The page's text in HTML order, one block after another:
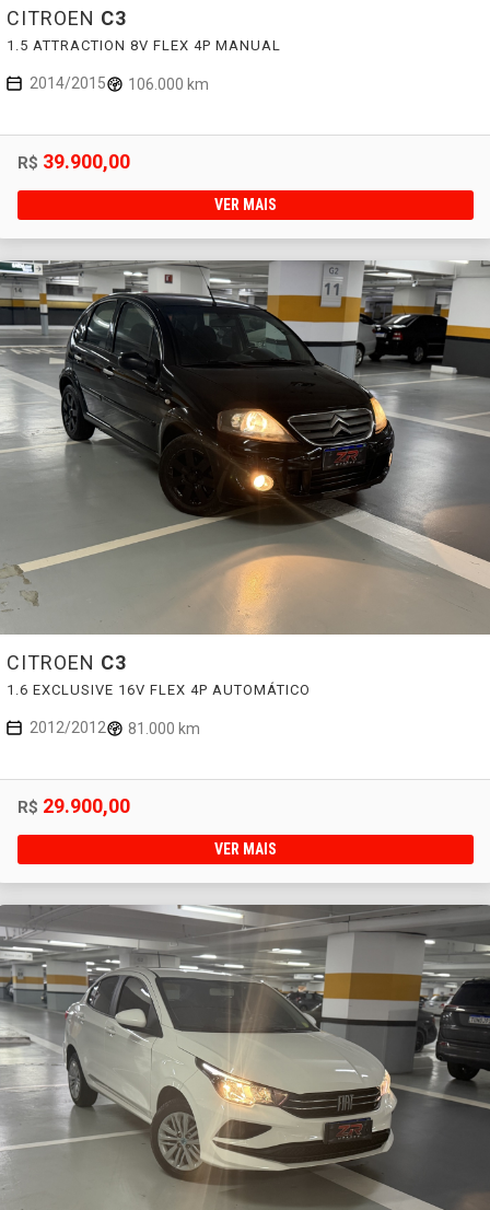
CITROEN C3
1.5 ATTRACTION 8V FLEX 4P MANUAL
2014/2015 106.000 km
R$ 39.900,00
VER MAIS
CITROEN C3
1.6 EXCLUSIVE 16V FLEX 4P AUTOMÁTICO
2012/2012 81.000 km
R$ 29.900,00
VER MAIS